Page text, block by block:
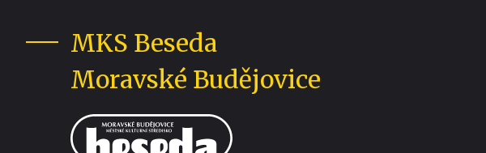
MKS Beseda
Moravské Budějovice